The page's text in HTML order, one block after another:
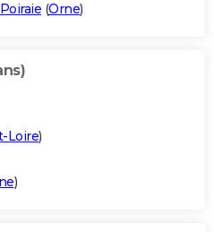
(Orne)
Loire)
)